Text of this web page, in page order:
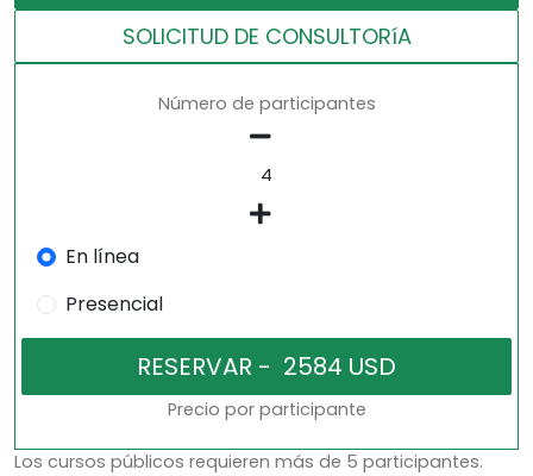
SOLICITUD DE CONSULTORíA
Número de participantes
En línea
Presencial
Precio por participante
Los cursos públicos requieren más de 5 participantes.